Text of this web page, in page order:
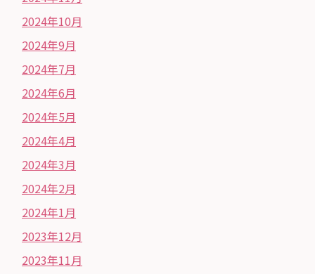
2024年10月
2024年9月
2024年7月
2024年6月
2024年5月
2024年4月
2024年3月
2024年2月
2024年1月
2023年12月
2023年11月